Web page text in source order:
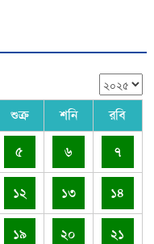
শুক্র শনি রবি
৫ ৬ ৭
১২ ১৩ ১৪
১৯ ২০ ২১